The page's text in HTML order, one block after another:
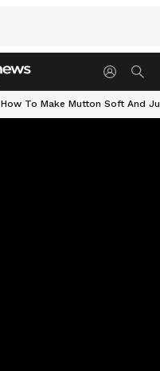
How To Make Mutton Soft And